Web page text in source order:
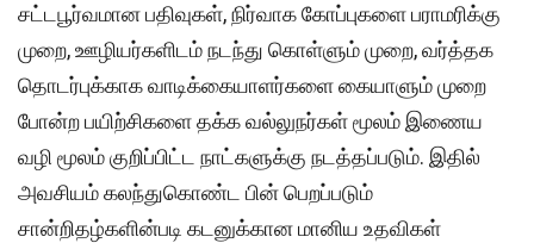
சட்டபூர்வமான பதிவுகள், நிர்வாக கோப்புகளை பராமரிக்கு
முறை, ஊழியர்களிடம் நடந்து கொள்ளும் முறை, வர்த்தக
தொடர்புக்காக வாடிக்கையாளர்களை கையாளும் முறை
போன்ற பயிற்சிகளை தக்க வல்லுநர்கள் மூலம் இணைய
வழி மூலம் குறிப்பிட்ட நாட்களுக்கு நடத்தப்படும். இதில்
அவசியம் கலந்துகொண்ட பின் பெறப்படும்
சான்றிதழ்களின்படி கடனுக்கான மானிய உதவிகள்